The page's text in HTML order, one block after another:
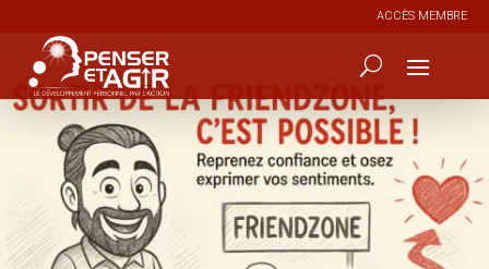
ACCÈS MEMBRE